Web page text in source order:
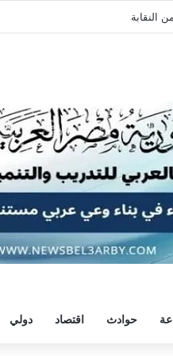
النقابة
حوادث اقتصاد دولي